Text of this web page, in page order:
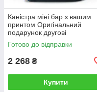
Каністра міні бар з вашим
принтом Оригінальний
подарунок другові
автовласнику автолюбителю
для гаража
Готово до відправки
2 268 ₴
Купити